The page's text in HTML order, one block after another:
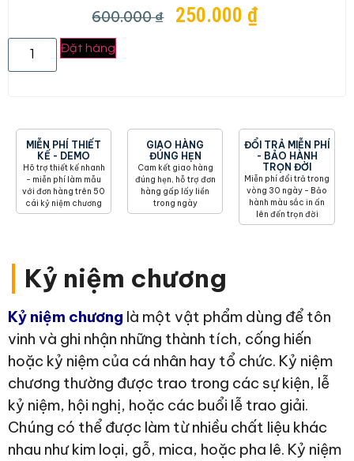
600.000₫ 250.000 ₫
Đặt hàng
MIỄN PHÍ THIẾT
KẾ - DEMO
Hõ trợ thiết kế nhanh
- miễn phí làm mẫu
với đơn hàng trên 50
cái kỷ niệm chương
GIAO HÀNG
ĐÚNG HẸN
Cam kết giao hàng
đúng hẹn, hỗ trợ đơn
hàng gấp lấy liền
trong ngày
ĐỔI TRẢ MIỄN PHÍ
- BẢO HÀNH
TRỌN ĐỜI
Miễn phí đổi trả trong
vòng 30 ngày - Bảo
hành màu sắc in ấn
lên đến trọn đời
Kỷ niệm chương
Kỷ niệm chương là một vật phẩm dùng để tôn
vinh và ghi nhận những thành tích, cống hiến
hoặc kỷ niệm của cá nhân hay tổ chức. Kỷ niệm
chương thường được trao trong các sự kiện, lễ
kỷ niệm, hội nghị, hoặc các buổi lễ trao giải.
Chúng có thể được làm từ nhiều chất liệu khác
nhau như kim loại, gỗ, mica, hoặc pha lê. Kỷ niệm